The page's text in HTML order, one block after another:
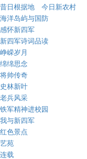
昔日根据地 今日新农村
海洋岛屿与国防
感怀新四军
新四军诗词品读
峥嵘岁月
绵绵思念
将帅传奇
史林新叶
老兵风采
铁军精神进校园
我与新四军
红色景点
艺苑
连载